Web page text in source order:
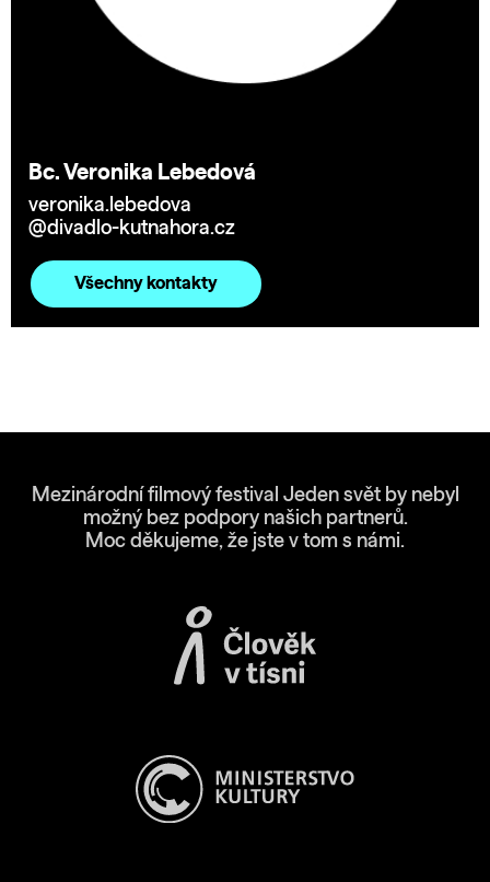
Bc. Veronika Lebedová
veronika.lebedova
@divadlo-kutnahora.cz
Všechny kontakty
Mezinárodní filmový festival Jeden svět by nebyl
možný bez podpory našich partnerů.
Moc děkujeme, že jste v tom s námi.